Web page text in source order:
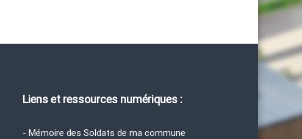
Liens et ressources numériques :
- Mémoire des Soldats de ma commune